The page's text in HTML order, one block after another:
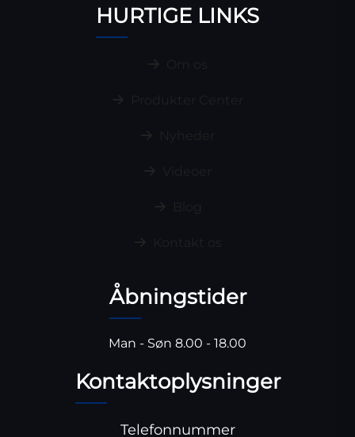
HURTIGE LINKS
Åbningstider
Man - Søn 8.00 - 18.00
Kontaktoplysninger
Telefonnummer